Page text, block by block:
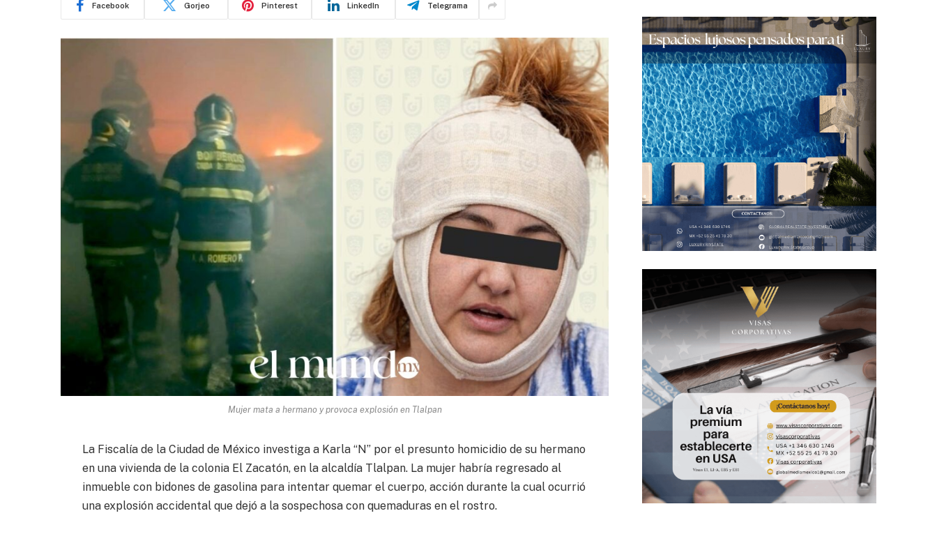
Facebook Gorjeo Pinterest LinkedIn Telegrama
Mujer mata a hermano y provoca explosión en Tlalpan
La Fiscalía de la Ciudad de México investiga a Karla “N” por el presunto homicidio de su hermano
en una vivienda de la colonia El Zacatón, en la alcaldía Tlalpan. La mujer habría regresado al
inmueble con bidones de gasolina para intentar quemar el cuerpo, acción durante la cual ocurrió
una explosión accidental que dejó a la sospechosa con quemaduras en el rostro.